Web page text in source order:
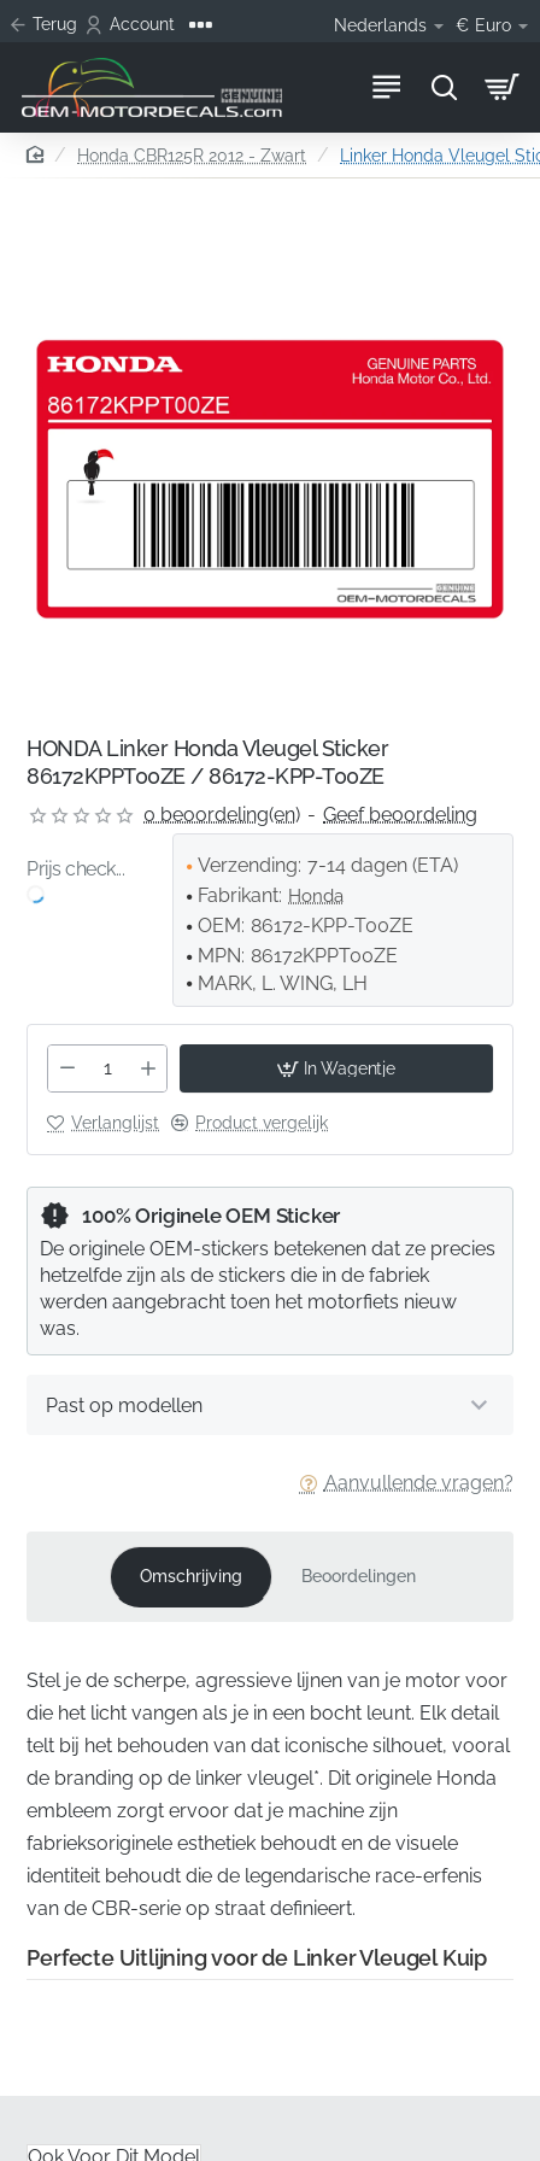
Terug Account Nederlands € Euro
homeHonda CBR125R 2012 - Zwart Linker Honda Vleugel
HONDA Linker Honda Vleugel Sticker
86172KPPT00ZE / 86172-KPP-T00ZE
0 beoordeling(en) - Geef beoordeling
Prijs check... Verzending: 7-14 dagen (ETA)
Fabrikant: Honda
OEM: 86172-KPP-T00ZE
MPN: 86172KPPT00ZE
MARK, L. WING, LH
In Wagentje
Verlanglijst Product vergelijk
Aanvullende vragen?
Past op modellen
100% Originele OEM Sticker
De originele OEM-stickers betekenen dat ze precies
hetzelfde zijn als de stickers die in de fabriek
werden aangebracht toen het motorfiets nieuw
was.
Omschrijving Beoordelingen
Stel je de scherpe, agressieve lijnen van je motor voor
die het licht vangen als je in een bocht leunt. Elk detail
telt bij het behouden van dat iconische silhouet, vooral
de branding op de linker vleugel*. Dit originele Honda
embleem zorgt ervoor dat je machine zijn
fabrieksoriginele esthetiek behoudt en de visuele
identiteit behoudt die de legendarische race-erfenis
van de CBR-serie op straat definieert.
Perfecte Uitlijning voor de Linker Vleugel Kuip